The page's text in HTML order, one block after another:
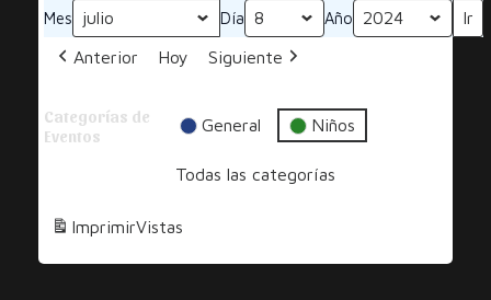
Mes Día Año
Anterior Hoy Siguiente
Categorías de
Eventos
General Niños
Todas las categorías
ImprimirVistas